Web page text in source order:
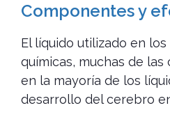
Componentes y
El líquido utilizado en
químicas, muchas de
en la mayoría de los
desarrollo del cerebro